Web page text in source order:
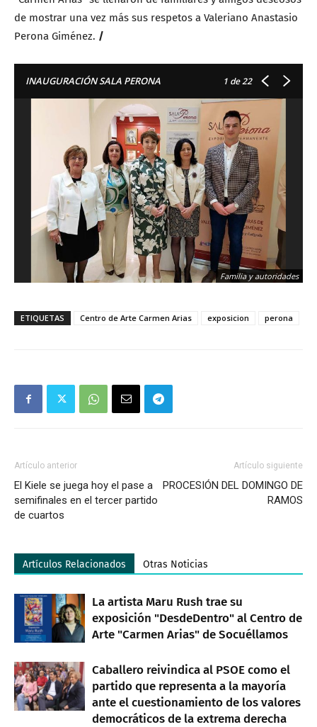
de mostrar una vez más sus respetos a Valeriano Anastasio
Perona Giménez. /
INAUGURACIÓN SALA PERONA 1 de 22
Familia y autoridades
ETIQUETAS Centro de Arte Carmen Arias exposicion perona
Artículo anterior
El Kiele se juega hoy el pase a
semifinales en el tercer partido
de cuartos
Artículo siguiente
PROCESIÓN DEL DOMINGO DE
RAMOS
Artículos Relacionados Otras Noticias
La artista Maru Rush trae su
exposición "DesdeDentro" al Centro de
Arte "Carmen Arias" de Socuéllamos
Caballero reivindica al PSOE como el
partido que representa a la mayoría
ante el cuestionamiento de los valores
democráticos de la extrema derecha